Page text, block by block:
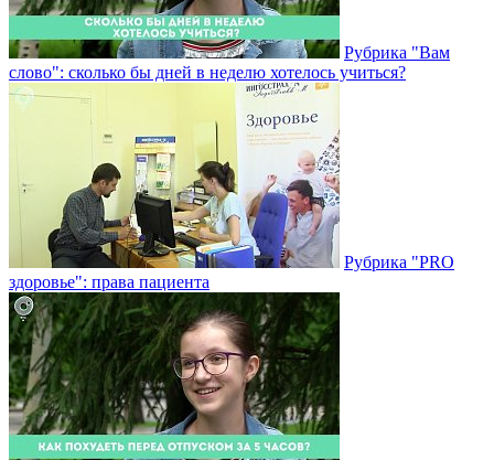
Рубрика "Вам
слово": сколько бы дней в неделю хотелось учиться?
Рубрика "PRO
здоровье": права пациента